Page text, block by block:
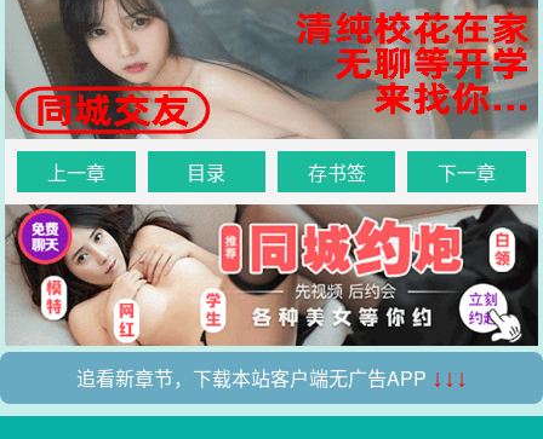
上一章 目录 存书签 下一章
追看新章节，下载本站客户端无广告APP ↓↓↓